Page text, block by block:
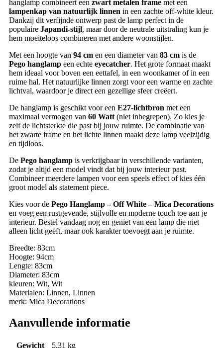
hanglamp combineert een zwart metalen frame met een
lampenkap van natuurlijk linnen in een zachte off-white kleur.
Dankzij dit verfijnde ontwerp past de lamp perfect in de
populaire Japandi-stijl, maar door de neutrale uitstraling kun je
hem moeiteloos combineren met andere woonstijlen.
Met een hoogte van 94 cm en een diameter van 83 cm is de
Pego hanglamp een echte eyecatcher. Het grote formaat maakt
hem ideaal voor boven een eettafel, in een woonkamer of in een
ruime hal. Het natuurlijke linnen zorgt voor een warme en zachte
lichtval, waardoor je direct een gezellige sfeer creëert.
De hanglamp is geschikt voor een E27-lichtbron met een
maximaal vermogen van 60 Watt(niet inbegrepen). Zo kies je
zelf de lichtsterkte die past bij jouw ruimte. De combinatie van
het zwarte frame en het lichte linnen maakt deze lamp veelzijdig
en tijdloos.
De Pego hanglamp is verkrijgbaar in verschillende varianten,
zodat je altijd een model vindt dat bij jouw interieur past.
Combineer meerdere lampen voor een speels effect of kies één
groot model als statement piece.
Kies voor de Pego Hanglamp – Off White – Mica Decorations
en voeg een rustgevende, stijlvolle en moderne touch toe aan je
interieur. Bestel vandaag nog en geniet van een lamp die niet
alleen licht geeft, maar ook karakter toevoegt aan je ruimte.
Breedte: 83cm
Hoogte: 94cm
Lengte: 83cm
Diameter: 83cm
kleuren: Wit, Wit
Materialen: Linnen, Linnen
merk: Mica Decorations
Aanvullende informatie
Gewicht
5,31 kg